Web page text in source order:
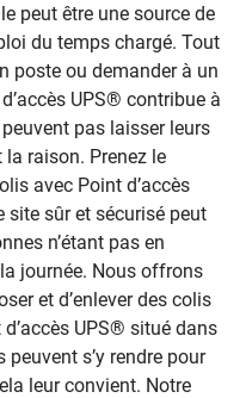
peut être une source de
du temps chargé. Tout
poste ou demander à un
UPS® contribue à
pas laisser leurs
la raison. Prenez le
avec Point d’accès
site sûr et sécurisé peut
n’étant pas en
journée. Nous offrons
et d’enlever des colis
UPS® situé dans
peuvent s’y rendre pour
leur convient. Notre